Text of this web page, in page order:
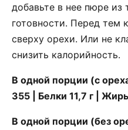
добавьте в нее пюре из
готовности. Перед тем
сверху орехи. Или не
снизить калорийность.
В одной порции (с
355 | Белки 11,7 г |
В одной порции (без